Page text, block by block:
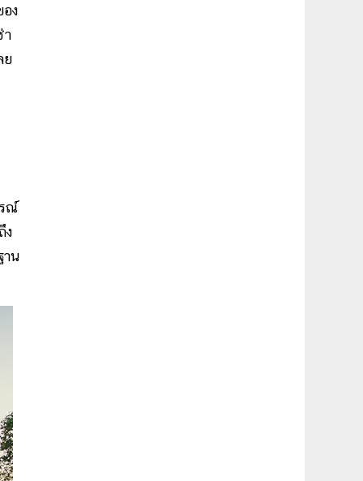
ง
า
ย
ณ์
ง
าน